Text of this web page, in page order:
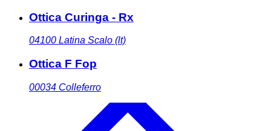
Ottica Curinga - Rx
04100 Latina Scalo (lt)
Ottica F Fop
00034 Colleferro